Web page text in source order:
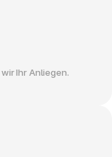
Ihr Anliegen.